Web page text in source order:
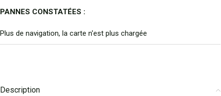
PANNES CONSTATÉES :
Plus de navigation, la carte n'est plus chargée
Description